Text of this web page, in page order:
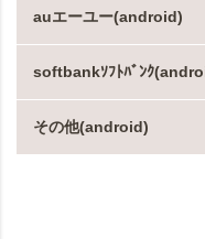
auエーユー(android)
softbankｿﾌﾄﾊﾞﾝｸ
その他(android)